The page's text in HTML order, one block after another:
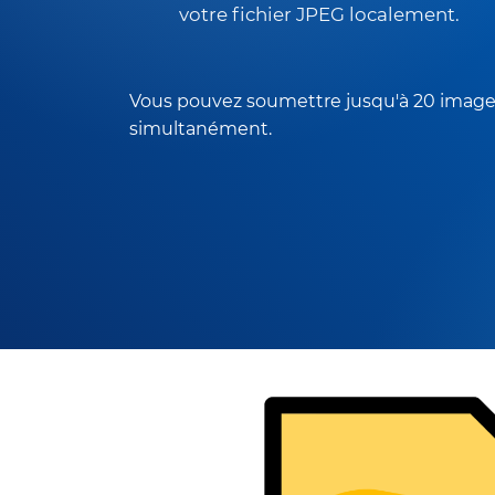
votre fichier JPEG localement.
Vous pouvez soumettre jusqu'à 20
simultanément.